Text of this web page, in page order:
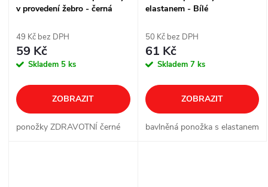
v provedení žebro - černá
49 Kč bez DPH
59 Kč
Skladem 5 ks
ZOBRAZIT
ponožky ZDRAVOTNÍ černé
elastanem - Bílé
50 Kč bez DPH
61 Kč
Skladem 7 ks
ZOBRAZIT
bavlněná ponožka s elastanem